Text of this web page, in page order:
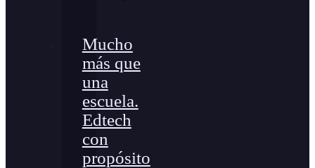
Mucho
más que
una
escuela.
Edtech
con
propósito